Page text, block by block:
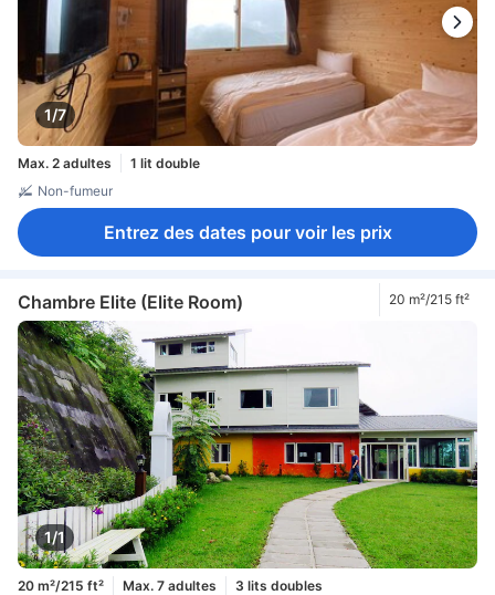
1/7
Max. 2 adultes
1 lit double
Non-fumeur
Entrez des dates pour voir les prix
Chambre Elite (Elite Room) 20 m²/215 ft²
1/1
20 m²/215 ft² Max. 7 adultes
3 lits doubles